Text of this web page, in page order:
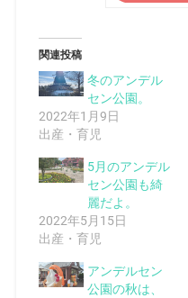
関連投稿
冬のアンデル
セン公園。
2022年1月9日
出産・育児
5月のアンデル
セン公園も綺
麗だよ。
2022年5月15日
出産・育児
アンデルセン
公園の秋は、